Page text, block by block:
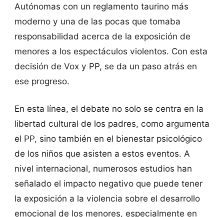
Autónomas con un reglamento taurino más
moderno y una de las pocas que tomaba
responsabilidad acerca de la exposición de
menores a los espectáculos violentos. Con esta
decisión de Vox y PP, se da un paso atrás en
ese progreso.
En esta línea, el debate no solo se centra en la
libertad cultural de los padres, como argumenta
el PP, sino también en el bienestar psicológico
de los niños que asisten a estos eventos. A
nivel internacional, numerosos estudios han
señalado el impacto negativo que puede tener
la exposición a la violencia sobre el desarrollo
emocional de los menores, especialmente en